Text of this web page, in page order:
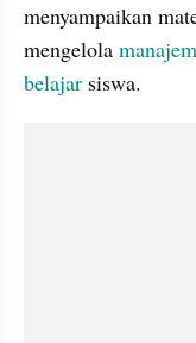
menyampaikan
mengelola
belajar siswa.